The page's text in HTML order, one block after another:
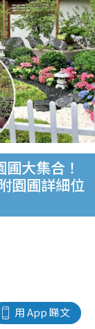
大集合！
園圃詳細位
用 App 睇文